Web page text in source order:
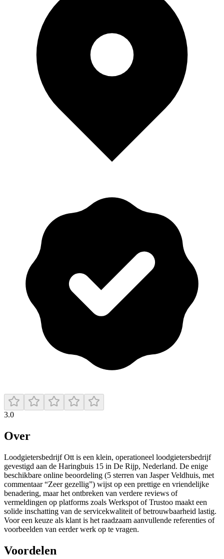
3.0
Over
Loodgietersbedrijf Ott is een klein, operationeel loodgietersbedrijf
gevestigd aan de Haringbuis 15 in De Rijp, Nederland. De enige
beschikbare online beoordeling (5 sterren van Jasper Veldhuis, met
commentaar “Zeer gezellig”) wijst op een prettige en vriendelijke
benadering, maar het ontbreken van verdere reviews of
vermeldingen op platforms zoals Werkspot of Trustoo maakt een
solide inschatting van de servicekwaliteit of betrouwbaarheid lastig.
Voor een keuze als klant is het raadzaam aanvullende referenties of
voorbeelden van eerder werk op te vragen.
Voordelen